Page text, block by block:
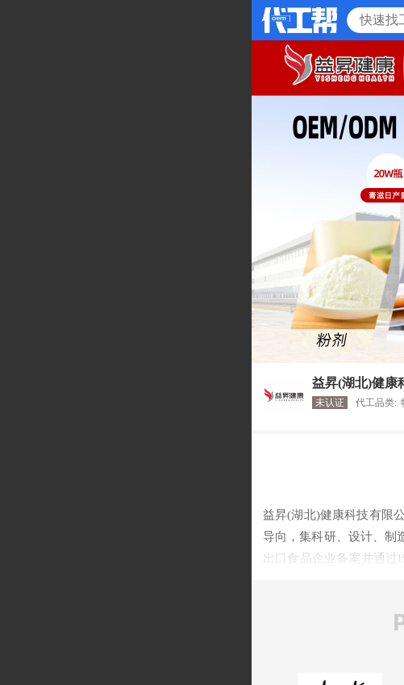
益昇(湖北)健康
未认证 代工品类:
益昇(湖北)健康科技有限
导向，集科研、设计、制
出口食品企业备案并通过
容、体重管理、运动营
的企业，现已在全球范